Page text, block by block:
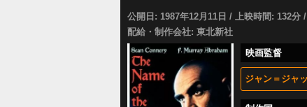
公開日: 1987年12月11日 / 上映時間: 132分
配給・制作会社: 東北新社
映画監督
ジャン＝ジャ